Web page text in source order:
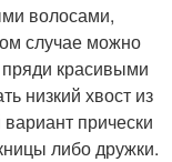
волосами,
случае можно
пряди красивыми
низкий хвост из
прически
либо дружки.